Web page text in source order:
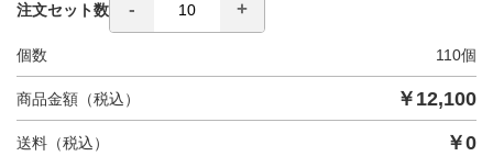
注文セット数
個数 110個
商品金額（税込） ￥ 12,100
送料（税込） ￥0